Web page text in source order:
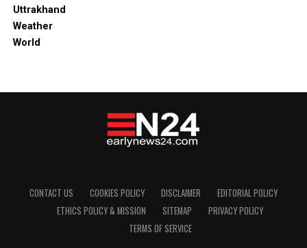
Uttrakhand
Weather
World
CONTACT US COOKIES POLICY DISCLAIMER
EDITORIAL POLICY
ETHICS POLICY & MISSION
SITEMAP
PRIVACY POLICY
TERMS OF SERVICE